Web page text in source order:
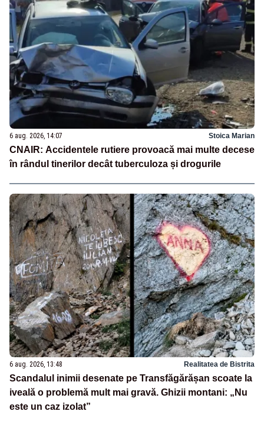
6 aug. 2026, 14:07 Stoica Marian
CNAIR: Accidentele rutiere provoacă mai multe decese
în rândul tinerilor decât tuberculoza și drogurile
6 aug. 2026, 13:48 Realitatea de Bistrita
Scandalul inimii desenate pe Transfăgărășan scoate la
iveală o problemă mult mai gravă. Ghizii montani: „Nu
este un caz izolat”